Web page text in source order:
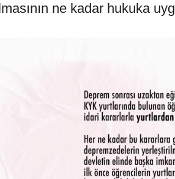
ne kadar hukuka